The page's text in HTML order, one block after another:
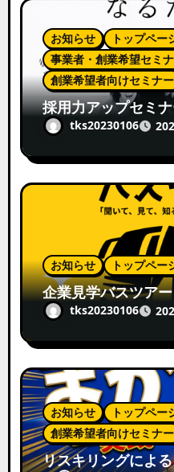
お知らせ
トップペー
事業者・創業希望セミ
創業希望者向けセミナー
採用力アップセミ
tks20230106
お知らせ トップペー
企業見学バスツアー
tks20230106
お知らせ
トップペー
創業希望者向けセミナー
リスキリングによ